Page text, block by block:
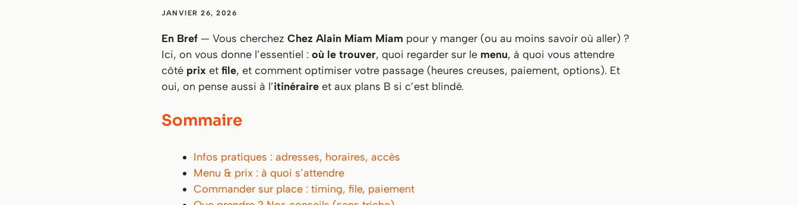
JANVIER 26, 2026
En Bref — Vous cherchez Chez Alain Miam Miam pour y manger (ou au moins savoir où aller) ?
Ici, on vous donne l’essentiel : où le trouver, quoi regarder sur le menu, à quoi vous attendre
côté prix et file, et comment optimiser votre passage (heures creuses, paiement, options). Et
oui, on pense aussi à l’itinéraire et aux plans B si c’est blindé.
Sommaire
Infos pratiques : adresses, horaires, accès
Menu & prix : à quoi s’attendre
Commander sur place : timing, file, paiement